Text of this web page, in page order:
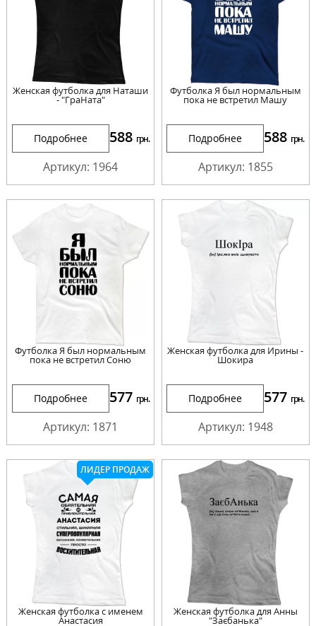
Женская футболка для Наташи
- "ГраНата"
Подробнее 588 грн.
Артикул: 1964
Футболка Я был нормальным
пока не встретил Машу
Подробнее 588 грн.
Артикул: 1855
Футболка Я был нормальным
пока не встретил Соню
Подробнее 577 грн.
Артикул: 1871
Женская футболка для Ирины -
Шокира
Подробнее 577 грн.
Артикул: 1948
ЛИДЕР ПРОДАЖ
Женская футболка с именем
Анастасия
Женская футболка для Анны
"Заєбанька"